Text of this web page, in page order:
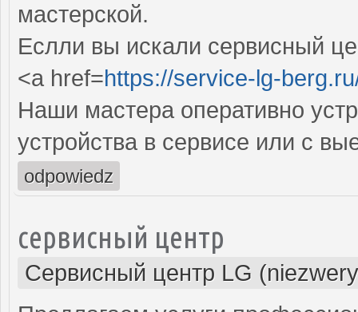
мастерской.
Еслли вы искали сервисный
<a href=https://service-lg-
Наши мастера оперативно
устройства в сервисе или с
odpowiedz
сервисный центр
Сервисный центр LG